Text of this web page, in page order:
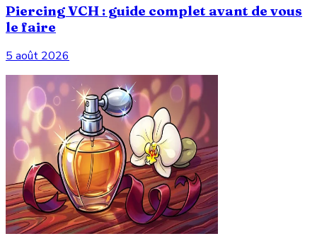
Piercing VCH : guide complet avant de vous
le faire
5 août 2026